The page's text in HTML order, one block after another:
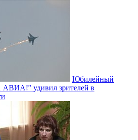
Юбилейный
АВИА!" удивил зрителей в